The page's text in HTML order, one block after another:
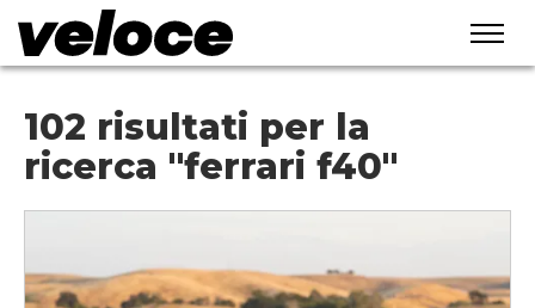
102 risultati per la
ricerca "ferrari f40"